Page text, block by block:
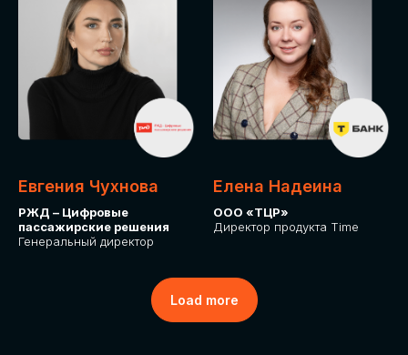
Евгения Чухнова
РЖД – Цифровые
пассажирские решения
Генеральный директор
Елена Надеина
ООО «ТЦР»
Директор продукта Time
Load more